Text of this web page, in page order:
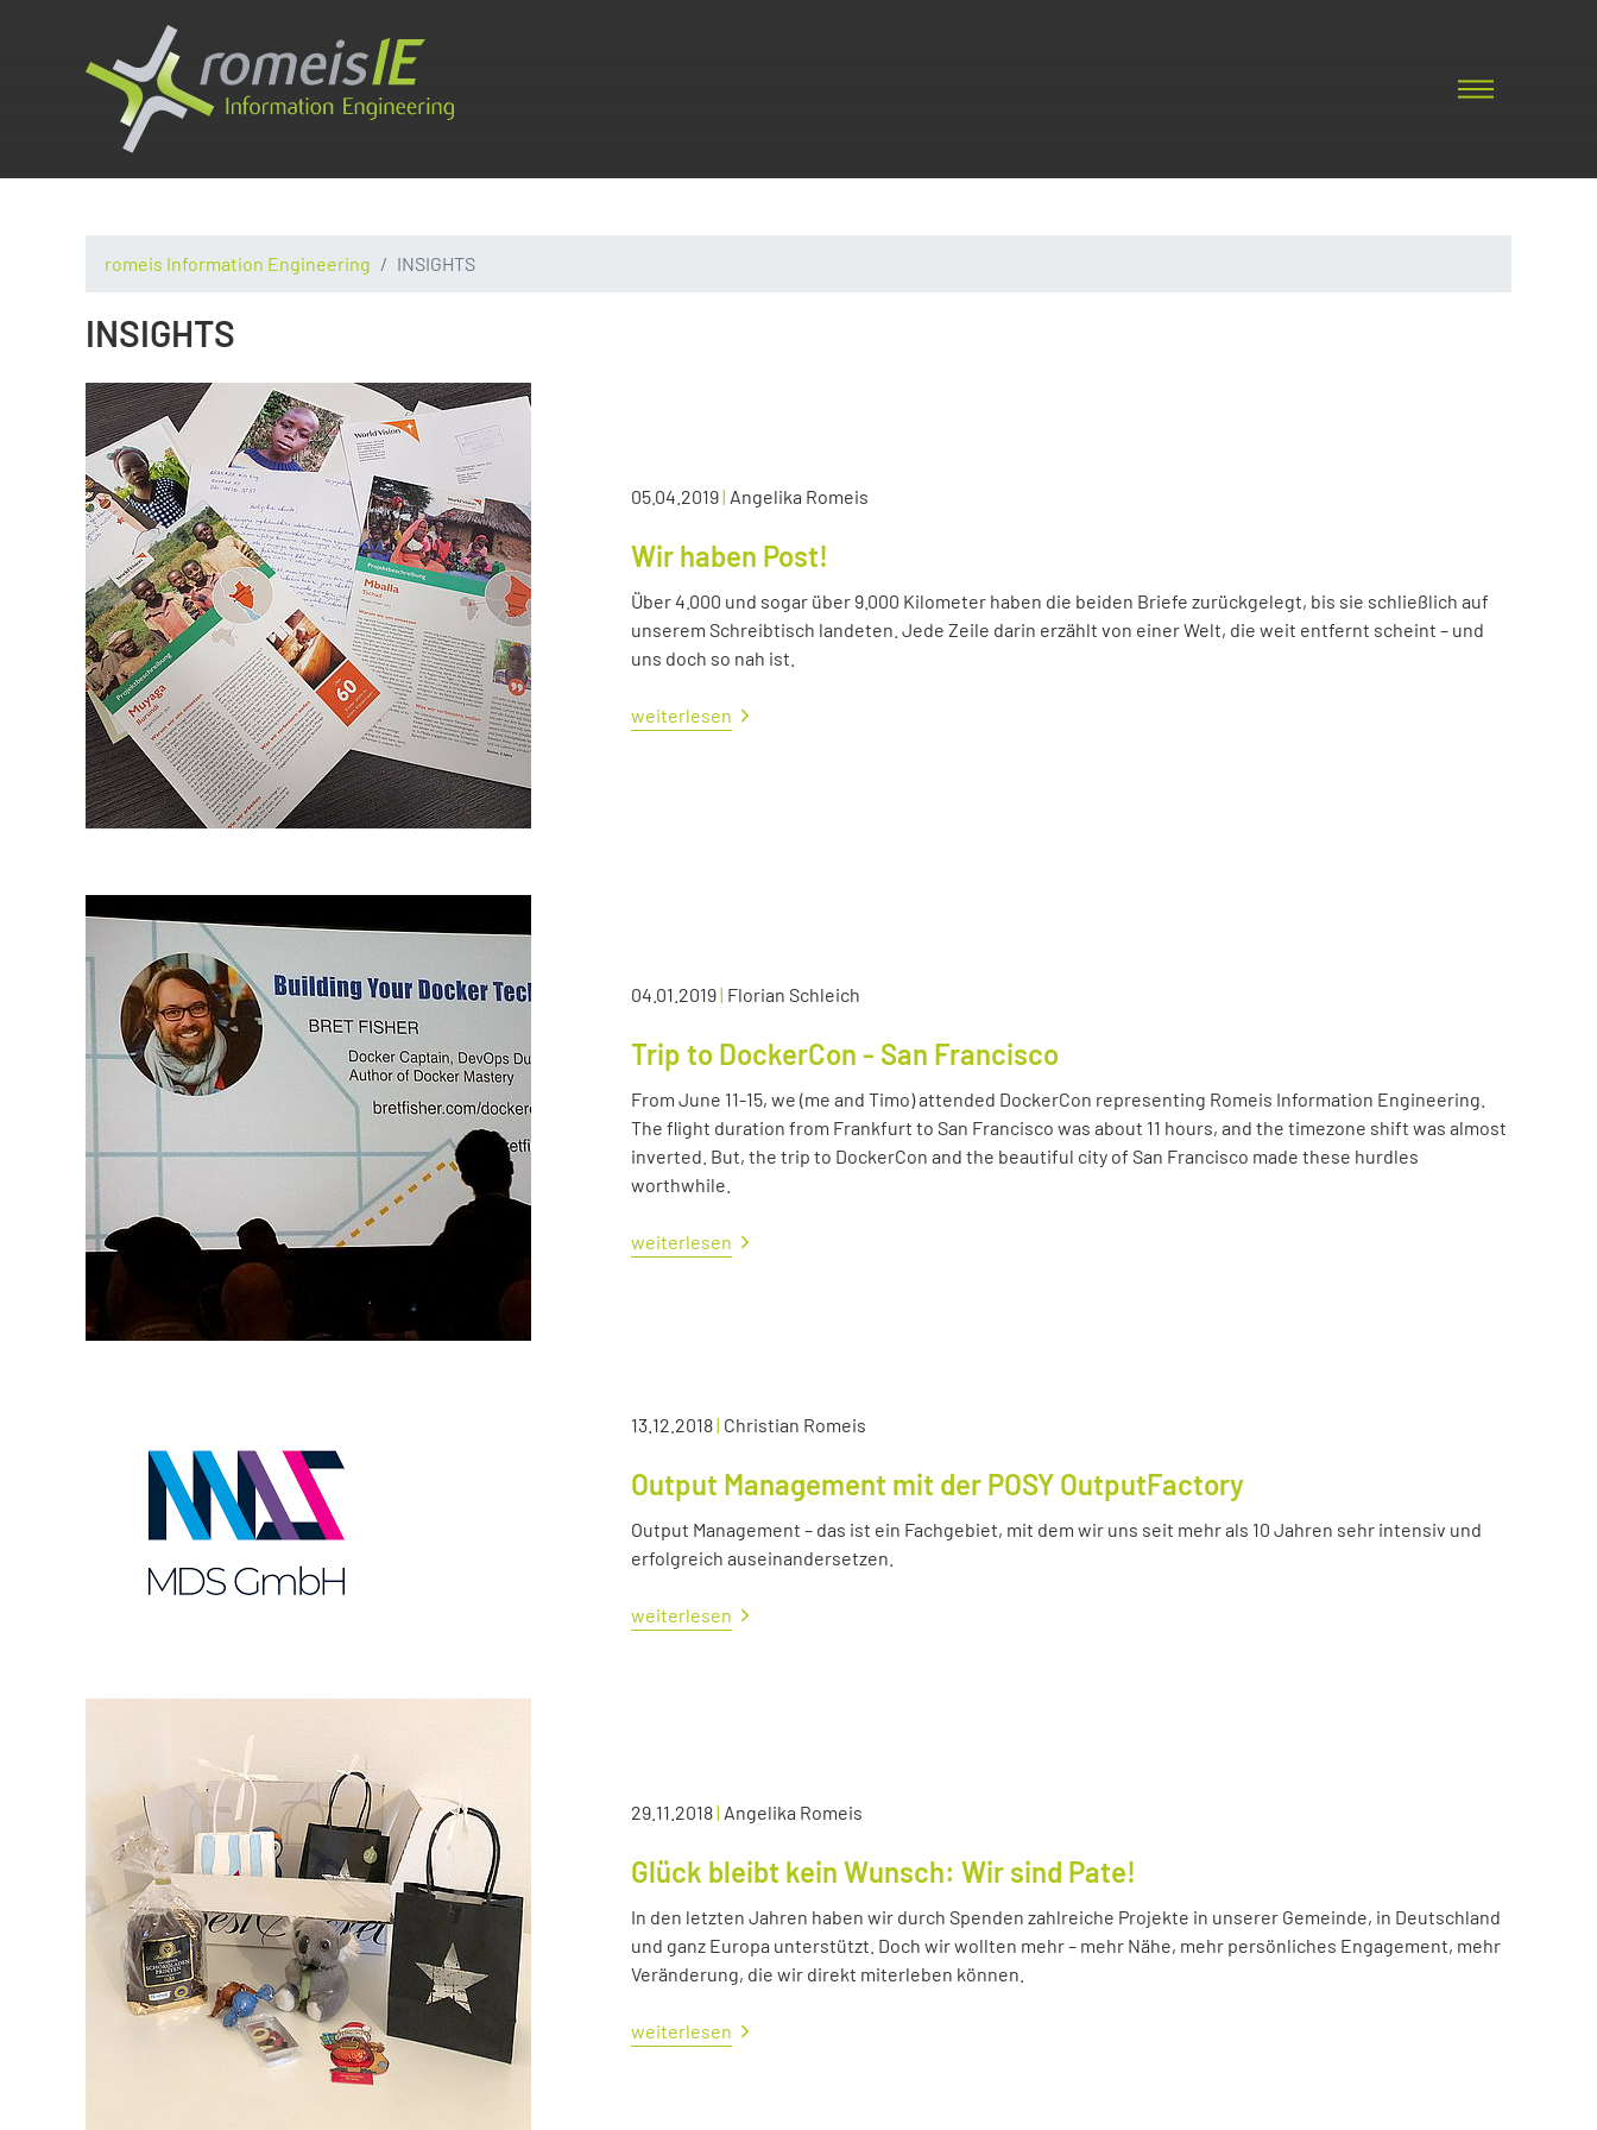
romeis Information Engineering INSIGHTS
INSIGHTS
05.04.2019| Angelika Romeis
Wir haben Post!
Über 4.000 und sogar über 9.000 Kilometer haben die beiden Briefe zurückgelegt, bis sie schließlich auf
unserem Schreibtisch landeten. Jede Zeile darin erzählt von einer Welt, die weit entfernt scheint – und
uns doch so nah ist.
weiterlesen
04.01.2019| Florian Schleich
Trip to DockerCon - San Francisco
From June 11-15, we (me and Timo) attended DockerCon representing Romeis Information Engineering.
The flight duration from Frankfurt to San Francisco was about 11 hours, and the timezone shift was almost
inverted. But, the trip to DockerCon and the beautiful city of San Francisco made these hurdles
worthwhile.
weiterlesen
13.12.2018| Christian Romeis
Output Management mit der POSY OutputFactory
Output Management – das ist ein Fachgebiet, mit dem wir uns seit mehr als 10 Jahren sehr intensiv und
erfolgreich auseinandersetzen.
weiterlesen
29.11.2018| Angelika Romeis
Glück bleibt kein Wunsch: Wir sind Pate!
In den letzten Jahren haben wir durch Spenden zahlreiche Projekte in unserer Gemeinde, in Deutschland
und ganz Europa unterstützt. Doch wir wollten mehr – mehr Nähe, mehr persönliches Engagement, mehr
Veränderung, die wir direkt miterleben können.
weiterlesen